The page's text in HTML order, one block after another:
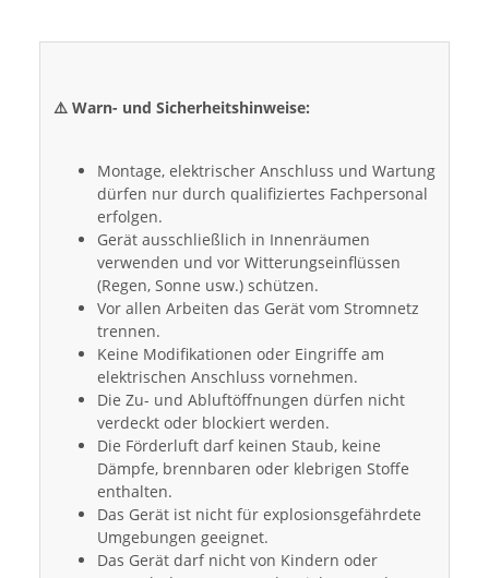
⚠️ Warn- und Sicherheitshinweise:
Montage, elektrischer Anschluss und Wartung
dürfen nur durch qualifiziertes Fachpersonal
erfolgen.
Gerät ausschließlich in Innenräumen
verwenden und vor Witterungseinflüssen
(Regen, Sonne usw.) schützen.
Vor allen Arbeiten das Gerät vom Stromnetz
trennen.
Keine Modifikationen oder Eingriffe am
elektrischen Anschluss vornehmen.
Die Zu- und Abluftöffnungen dürfen nicht
verdeckt oder blockiert werden.
Die Förderluft darf keinen Staub, keine
Dämpfe, brennbaren oder klebrigen Stoffe
enthalten.
Das Gerät ist nicht für explosionsgefährdete
Umgebungen geeignet.
Das Gerät darf nicht von Kindern oder